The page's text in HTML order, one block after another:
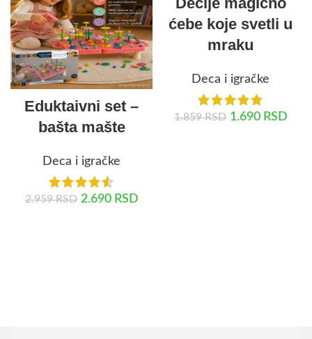
Eduktaivni set –
bašta mašte
Deca i igračke
2.959RSD 2.690 RSD
ćebe koje svetli u
mraku
Deca i igračke
1.859RSD 1.690 RSD